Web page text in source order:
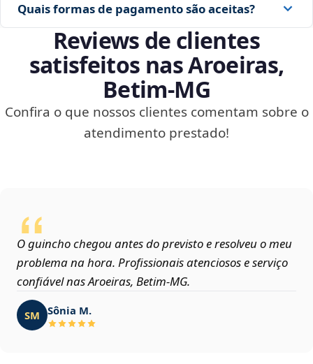
Quais formas de pagamento são aceitas?
Reviews de clientes
satisfeitos nas Aroeiras,
Betim‑MG
Confira o que nossos clientes comentam sobre o
atendimento prestado!
O guincho chegou antes do previsto e resolveu o meu
problema na hora. Profissionais atenciosos e serviço
confiável nas Aroeiras, Betim‑MG.
SM Sônia M.